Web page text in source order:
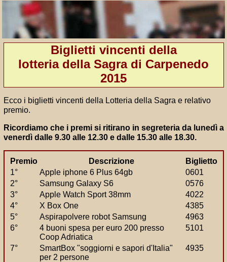
Biglietti vincenti della
lotteria della Sagra di Carpenedo
2015
Ecco i biglietti vincenti della Lotteria della Sagra e relativo
premio.
Ricordiamo che i premi si ritirano in segreteria da lunedì a
venerdì dalle 9.30 alle 12.30 e dalle 15.30 alle 18.30.
Premio Descrizione
Biglietto
1°
Apple iphone 6 Plus 64gb
0601
2°
Samsung Galaxy S6
0576
3°
Apple Watch Sport 38mm
4022
4°
X Box One
4385
5°
Aspirapolvere robot Samsung
4963
6°
4 buoni spesa per euro 200 presso
Coop Adriatica
5101
7°
SmartBox "soggiorni e sapori d'Italia"
per 2 persone
4935